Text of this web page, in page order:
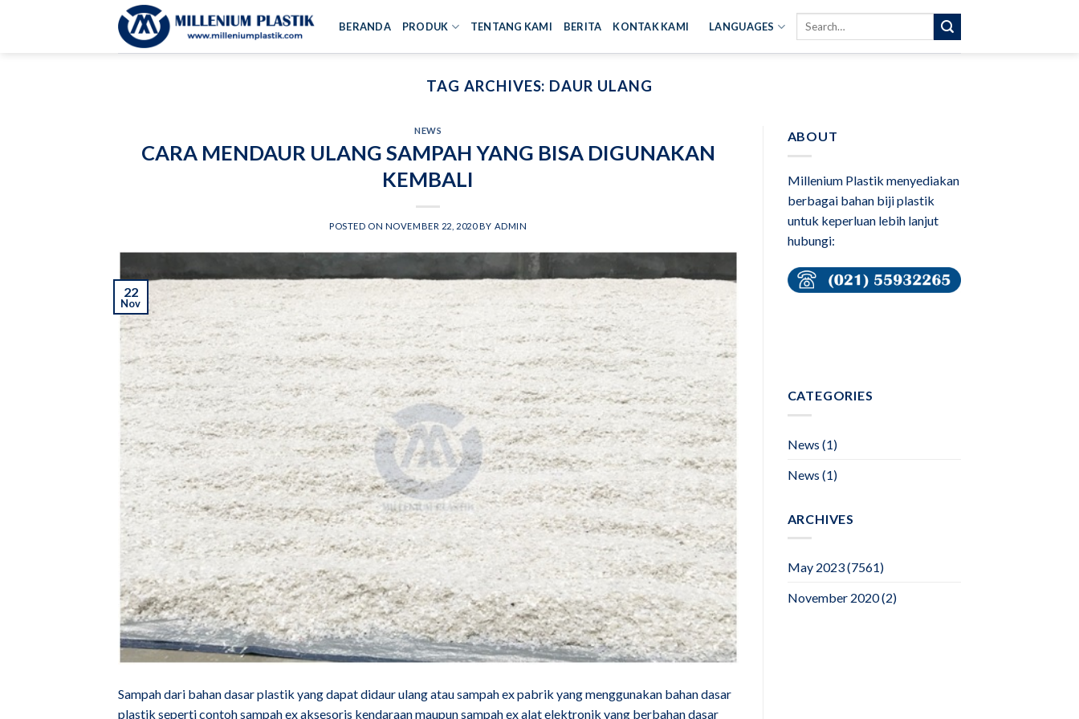
BERANDA PRODUK TENTANG KAMI BERITA KONTAK KAMI LANGUAGES
Search
TAG ARCHIVES: DAUR ULANG
NEWS
CARA MENDAUR ULANG SAMPAH YANG BISA DIGUNAKAN
KEMBALI
POSTED ON NOVEMBER 22, 2020BY ADMIN
22
Nov
Sampah dari bahan dasar plastik yang dapat didaur ulang atau sampah ex pabrik yang menggunakan bahan dasar
plastik seperti contoh sampah ex aksesoris kendaraan maupun sampah ex alat elektronik yang berbahan dasar
ABOUT
Millenium Plastik menyediakan
berbagai bahan biji plastik
untuk keperluan lebih lanjut
hubungi:
CATEGORIES
News (1)
News (1)
ARCHIVES
May 2023(7561)
November 2020(2)